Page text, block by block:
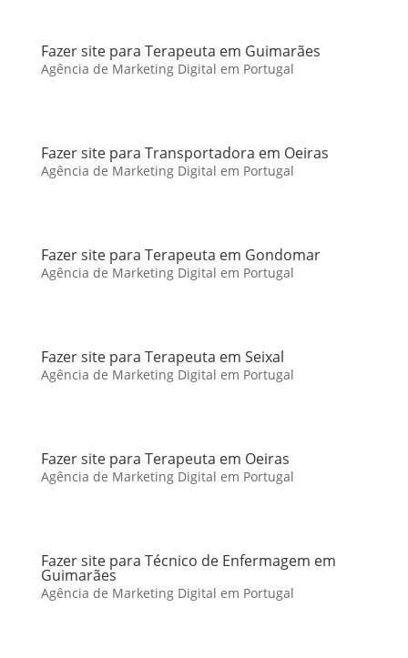
Fazer site para Terapeuta em Guimarães
Agência de Marketing Digital em Portugal
Fazer site para Transportadora em Oeiras
Agência de Marketing Digital em Portugal
Fazer site para Terapeuta em Gondomar
Agência de Marketing Digital em Portugal
Fazer site para Terapeuta em Seixal
Agência de Marketing Digital em Portugal
Fazer site para Terapeuta em Oeiras
Agência de Marketing Digital em Portugal
Fazer site para Técnico de Enfermagem em
Guimarães
Agência de Marketing Digital em Portugal